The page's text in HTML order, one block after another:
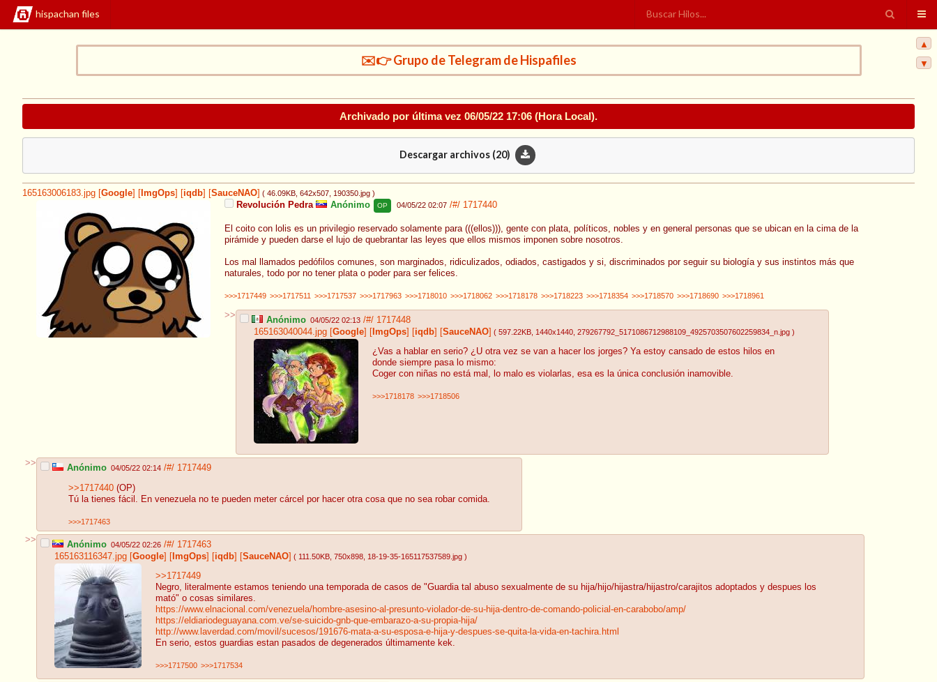
hispachan files
✉️👉 Grupo de Telegram de Hispafiles
Archivado por última vez 06/05/22 17:06 (Hora Local).
Descargar archivos (20)
165163006183.jpg Google ImgOps iqdb SauceNAO ( 46.09KB , 642x507 , 190350.jpg )
Revolución Pedra Anónimo OP 04/05/22 02:07 /#/ 1717440
El coito con lolis es un privilegio reservado solamente para (((ellos))), gente con plata, políticos, nobles y en general personas que se ubican en la cima de la
pirámide y pueden darse el lujo de quebrantar las leyes que ellos mismos imponen sobre nosotros.
Los mal llamados pedófilos comunes, son marginados, ridiculizados, odiados, castigados y si, discriminados por seguir su biología y sus instintos más que
naturales, todo por no tener plata o poder para ser felices.
>>>1717449 >>>1717511 >>>1717537 >>>1717963 >>>1718010 >>>1718062 >>>1718178 >>>1718223 >>>1718354 >>>1718570 >>>1718690 >>>1718961
>> Anónimo 04/05/22 02:13 /#/ 1717448
165163040044.jpg [Google] [ ImgOps] [iqdb] [SauceNAO] ( 597.22KB , 1440x1440 , 279267792_5171086712988109_4925703507602259834_n.jpg )
¿Vas a hablar en serio? ¿U otra vez se van a hacer los jorges? Ya estoy cansado de estos hilos en
donde siempre pasa lo mismo:
Coger con niñas no está mal, lo malo es violarlas, esa es la única conclusión inamovible.
>>>1718178 >>>1718506
>> Anónimo 04/05/22 02:14 /#/ 1717449
>>1717440 (OP)
Tú la tienes fácil. En venezuela no te pueden meter cárcel por hacer otra cosa que no sea robar comida.
>>>1717463
>> Anónimo 04/05/22 02:26 /#/ 1717463
165163116347.jpg [Google] [ ImgOps] [iqdb] [SauceNAO] ( 111.50KB , 750x898 , 18-19-35-165117537589.jpg )
>>1717449
Negro, literalmente estamos teniendo una temporada de casos de "Guardia tal abuso sexualmente de su hija/hijo/hijastra/hijastro/carajitos adoptados y despues los
mató" o cosas similares.
https://www.elnacional.com/venezuela/hombre-asesino-al-presunto-violador-de-su-hija-dentro-de-comando-policial-en-carabobo/amp/
https://eldiariodeguayana.com.ve/se-suicido-gnb-que-embarazo-a-su-propia-hija/
http://www.laverdad.com/movil/sucesos/191676-mata-a-su-esposa-e-hija-y-despues-se-quita-la-vida-en-tachira.html
En serio, estos guardias estan pasados de degenerados últimamente kek.
>>>1717500 >>>1717534
▲
▼